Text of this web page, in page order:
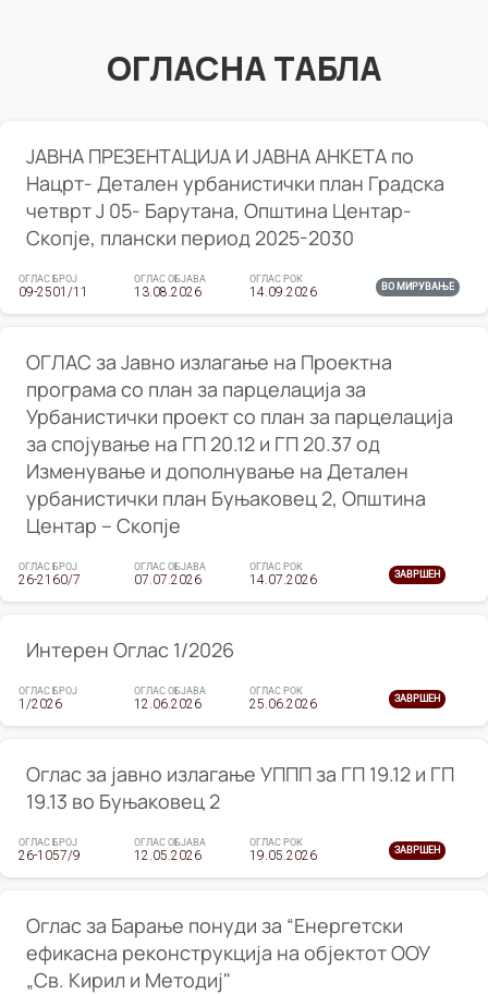
ОГЛАСНА ТАБЛА
ЈАВНА ПРЕЗЕНТАЦИЈА И ЈАВНА АНКЕТА по
Нацрт- Детален урбанистички план Градска
четврт Ј 05- Барутана, Општина Центар-
Скопје, плански период 2025-2030
ОГЛАС БРОЈ
09-2501/11
ОГЛАС ОБЈАВА
13.08.2026
ОГЛАС РОК
14.09.2026 ВО МИРУВАЊЕ
ОГЛАС за Јавно излагање на Проектна
програма со план за парцелација за
Урбанистички проект со план за парцелација
за спојување на ГП 20.12 и ГП 20.37 од
Изменување и дополнување на Детален
урбанистички план Буњаковец 2, Општина
Центар – Скопје
ОГЛАС БРОЈ
26-2160/7
ОГЛАС ОБЈАВА
07.07.2026
ОГЛАС РОК
14.07.2026 ЗАВРШЕН
Интерен Оглас 1/2026
ОГЛАС БРОЈ
1/2026
ОГЛАС ОБЈАВА
12.06.2026
ОГЛАС РОК
25.06.2026 ЗАВРШЕН
Оглас за јавно излагање УППП за ГП 19.12 и ГП
19.13 во Буњаковец 2
ОГЛАС БРОЈ
26-1057/9
ОГЛАС ОБЈАВА
12.05.2026
ОГЛАС РОК
19.05.2026 ЗАВРШЕН
Оглас за Барање понуди за “Енергетски
ефикасна реконструкција на објектот ООУ
„Св. Кирил и Методиј"